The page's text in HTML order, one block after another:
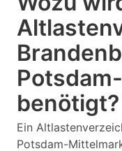
benötigt?
Ein
Potsdam-